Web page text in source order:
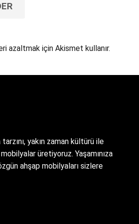
azaltmak için Akismet kullanır.
tarzını, yakın zaman kültürü ile
üretiyoruz. Yaşamınıza
ahşap mobilyaları sizlere